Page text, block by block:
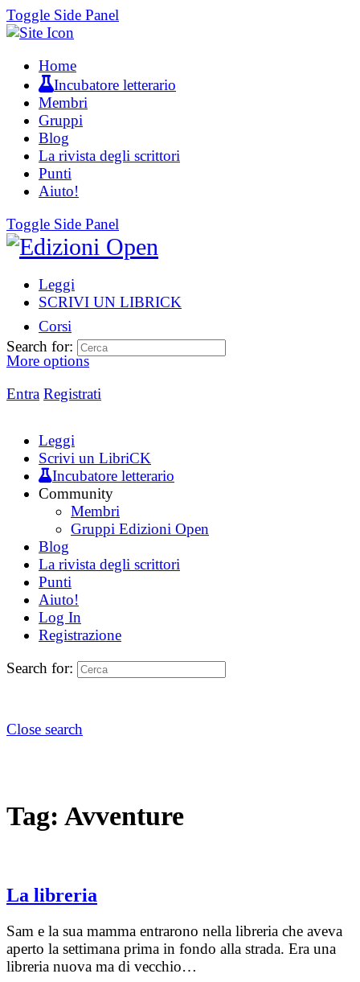
Toggle Side Panel
Home
Incubatore letterario
Membri
Gruppi
Blog
La rivista degli scrittori
Punti
Aiuto!
Toggle Side Panel
Leggi
SCRIVI UN LIBRICK
Corsi
More options
Entra Registrati
Search for:
Leggi
Scrivi un LibriCK
Incubatore letterario
Community
Membri
Gruppi Edizioni Open
Blog
La rivista degli scrittori
Punti
Aiuto!
Log In
Registrazione
Search for:
Close search
Tag: Avventure
La libreria
Sam e la sua mamma entrarono nella libreria che aveva
aperto la settimana prima in fondo alla strada. Era una
libreria nuova ma di vecchio…